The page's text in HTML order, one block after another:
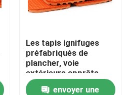
Les tapis ignifuges
préfabriqués de
plancher, voie
extérieure apprête
utilisation de piste
envoyer une